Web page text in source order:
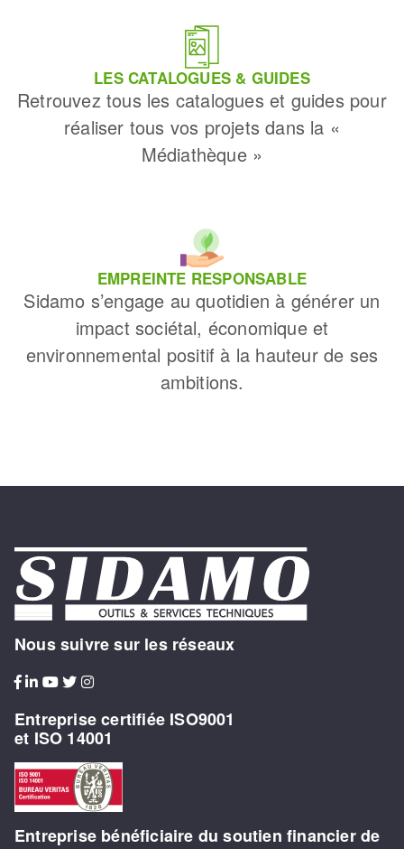
LES CATALOGUES & GUIDES
Retrouvez tous les catalogues et guides pour
réaliser tous vos projets dans la «
Médiathèque »
EMPREINTE RESPONSABLE
Sidamo s’engage au quotidien à générer un
impact sociétal, économique et
environnemental positif à la hauteur de ses
ambitions.
Nous suivre sur les réseaux
Entreprise certifiée ISO9001
et ISO 14001
Entreprise bénéficiaire du soutien financier de